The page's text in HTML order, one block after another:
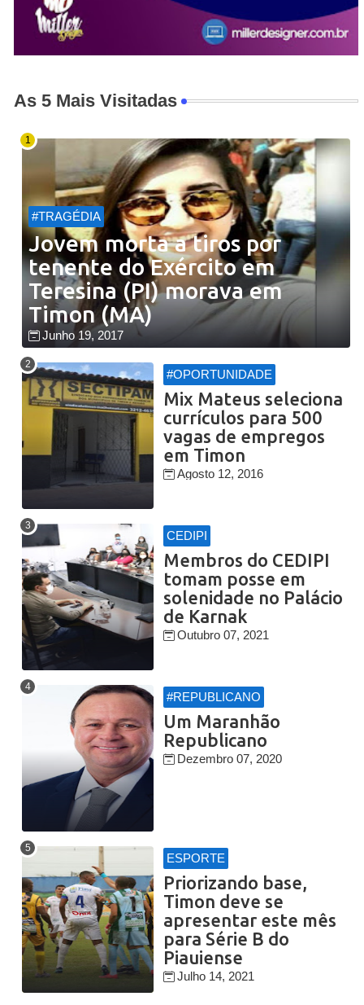
As 5 Mais Visitadas
#TRAGÉDIA
Jovem morta a tiros por
tenente do Exército em
Teresina (PI) morava em
Timon (MA)
Junho 19, 2017
#OPORTUNIDADE
Mix Mateus seleciona
currículos para 500
vagas de empregos
em Timon
Agosto 12, 2016
CEDIPI
Membros do CEDIPI
tomam posse em
solenidade no Palácio
de Karnak
Outubro 07, 2021
#REPUBLICANO
Um Maranhão
Republicano
Dezembro 07, 2020
ESPORTE
Priorizando base,
Timon deve se
apresentar este mês
para Série B do
Piauiense
Julho 14, 2021